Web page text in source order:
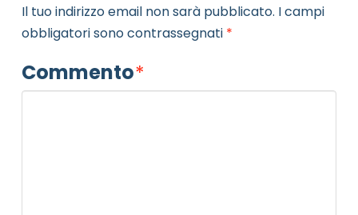
Il tuo indirizzo email non sarà pubblicato. I campi
obbligatori sono contrassegnati *
Commento*